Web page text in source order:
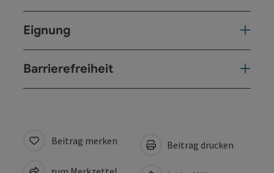
Eignung
Barrierefreiheit
Beitrag merken Beitrag drucken